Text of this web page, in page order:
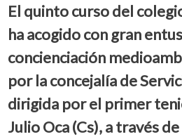
El quinto curso del
ha acogido con gran
concienciación
por la concejalía de
dirigida por el primer
Julio Oca (Cs), a través